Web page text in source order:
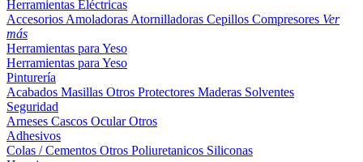
Herramientas Eléctricas
Accesorios Amoladoras Atornilladoras Cepillos Compresores Ver
más
Herramientas para Yeso
Herramientas para Yeso
Pinturería
Acabados Masillas Otros Protectores Maderas Solventes
Seguridad
Arneses Cascos OcularOtros
Adhesivos
Colas / Cementos Otros Poliuretanicos Siliconas